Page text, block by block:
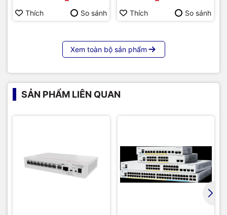
Hàng chính hãng
Thích So sánh Thích So sánh
Xem toàn bộ sản phẩm
SẢN PHẨM LIÊN QUAN